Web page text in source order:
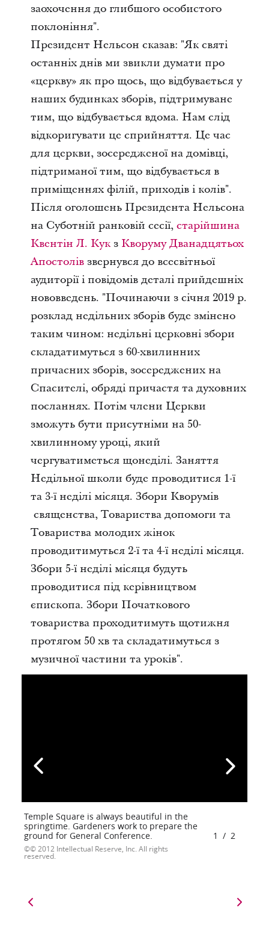
заохочення до глибшого особистого
поклоніння".
Президент Нельсон сказав: "Як святі
останніх днів ми звикли думати про
«церкву» як про щось, що відбувається у
наших будинках зборів, підтримуване
тим, що відбувається вдома. Нам слід
відкоригувати це сприйняття. Це час
для церкви, зосередженої на домівці,
підтриманої тим, що відбувається в
приміщеннях філій, приходів і колів".
Після оголошень Президента Нельсона
на Суботній ранковій сесії, старійшина
Квентін Л. Кукз Кворуму Дванадцятьох
Апостолівзвернувся до всесвітньої
аудиторії і повідомів деталі прийдешніх
нововведень. "Починаючи з січня 2019 р.
розклад недільних зборів буде змінено
таким чином: недільні церковні збори
складатимуться з 60-хвилинних
причасних зборів, зосереджених на
Спасителі, обряді причастя та духовних
посланнях. Потім члени Церкви
зможуть бути присутніми на 50-
хвилинному уроці, який
чергуватиметься щонеділі. Заняття
Недільної школи буде проводитися 1-ї
та 3-ї неділі місяця. Збори Кворумів
священства, Товариства допомоги та
Товариства молодих жінок
проводитимуться 2-ї та 4-ї неділі місяця.
Збори 5-ї неділі місяця будуть
проводитися під керівництвом
єпископа. Збори Початкового
товариства проходитимуть щотижня
протягом 50 хв та складатимуться з
музичної частини та уроків".
Temple Square is always beautiful in the
springtime. Gardeners work to prepare the
ground for General Conference.
© 2012 Intellectual Reserve, Inc. All rights
reserved.
1 / 2